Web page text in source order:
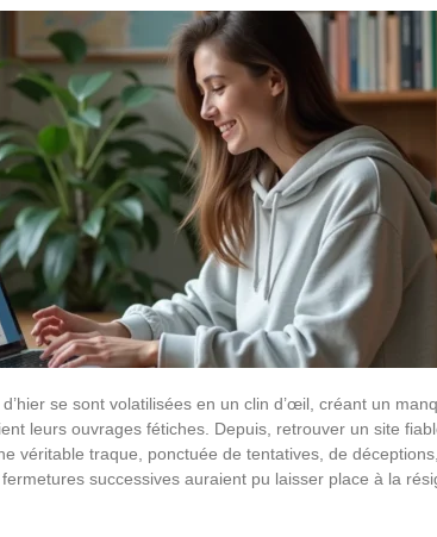
se sont volatilisées en un clin d’œil, créant un
leurs ouvrages fétiches. Depuis, retrouver un site
véritable traque, ponctuée de tentatives, de
successives auraient pu laisser place à la